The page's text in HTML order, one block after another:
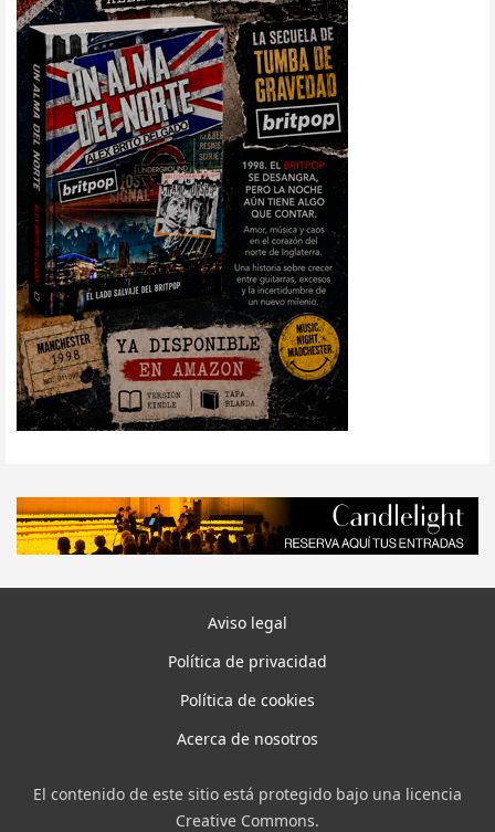
Aviso legal
Política de privacidad
Política de cookies
Acerca de nosotros
El contenido de este sitio está protegido bajo una licencia
Creative Commons.